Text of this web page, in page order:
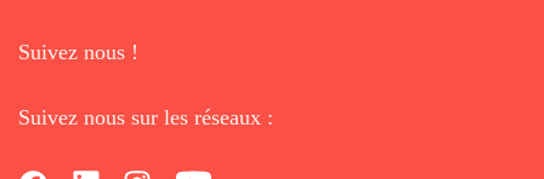
Suivez nous !
Suivez nous sur les réseaux :